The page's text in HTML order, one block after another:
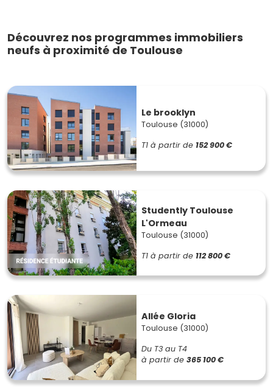
Découvrez nos programmes immobiliers
neufs à proximité de Toulouse
Le brooklyn
Toulouse (31000)
T1 à partir de 152 900 €
Studently Toulouse
L'Ormeau
Toulouse (31000)
T1 à partir de 112 800 €
Allée Gloria
Toulouse (31000)
Du T3 au T4
à partir de 365 100 €